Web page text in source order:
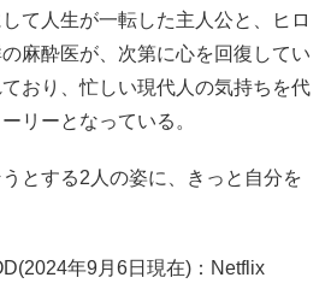
て人生が一転した主人公と、ヒロ
麻酔医が、次第に心を回復してい
おり、忙しい現代人の気持ちを代
リーとなっている。
とする2人の姿に、きっと自分を
年9月6日現在)：Netflix